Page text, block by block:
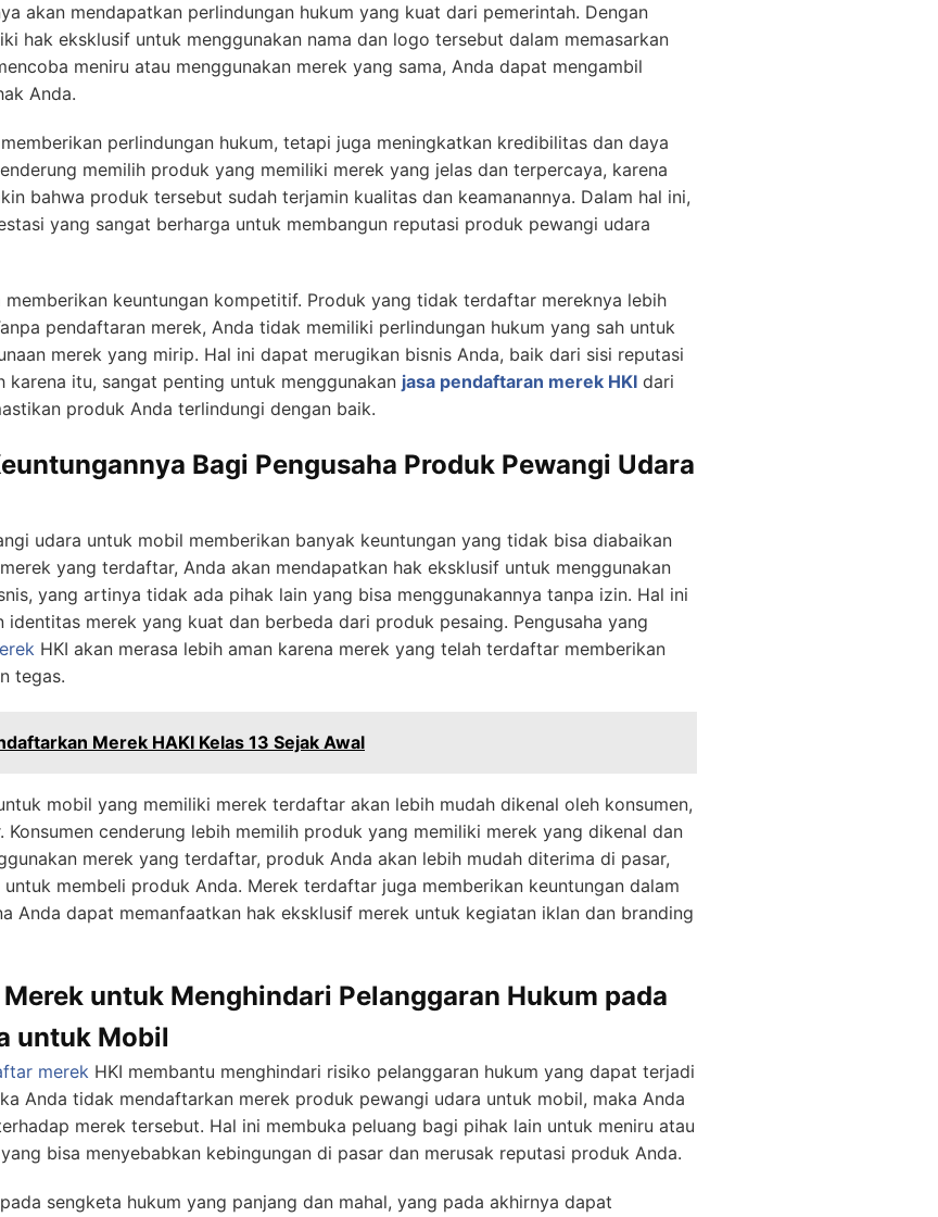
akan mendapatkan perlindungan hukum yang kuat dari pemerintah. Dengan
hak eksklusif untuk menggunakan nama dan logo tersebut dalam memasarkan
meniru atau menggunakan merek yang sama, Anda dapat mengambil
Anda.
perlindungan hukum, tetapi juga meningkatkan kredibilitas dan daya
memilih produk yang memiliki merek yang jelas dan terpercaya, karena
bahwa produk tersebut sudah terjamin kualitas dan keamanannya. Dalam hal ini,
yang sangat berharga untuk membangun reputasi produk pewangi udara
keuntungan kompetitif. Produk yang tidak terdaftar mereknya lebih
pendaftaran merek, Anda tidak memiliki perlindungan hukum yang sah untuk
merek yang mirip. Hal ini dapat merugikan bisnis Anda, baik dari sisi reputasi
karena itu, sangat penting untuk menggunakan jasa pendaftaran merek HKI dari
produk Anda terlindungi dengan baik.
Bagi Pengusaha Produk Pewangi Udara
udara untuk mobil memberikan banyak keuntungan yang tidak bisa diabaikan
yang terdaftar, Anda akan mendapatkan hak eksklusif untuk menggunakan
yang artinya tidak ada pihak lain yang bisa menggunakannya tanpa izin. Hal ini
merek yang kuat dan berbeda dari produk pesaing. Pengusaha yang
HKI akan merasa lebih aman karena merek yang telah terdaftar memberikan
tegas.
Merek HAKI Kelas 13 Sejak Awal
mobil yang memiliki merek terdaftar akan lebih mudah dikenal oleh konsumen,
Konsumen cenderung lebih memilih produk yang memiliki merek yang dikenal dan
merek yang terdaftar, produk Anda akan lebih mudah diterima di pasar,
membeli produk Anda. Merek terdaftar juga memberikan keuntungan dalam
Anda dapat memanfaatkan hak eksklusif merek untuk kegiatan iklan dan branding
untuk Menghindari Pelanggaran Hukum pada
untuk Mobil
merek HKI membantu menghindari risiko pelanggaran hukum yang dapat terjadi
Anda tidak mendaftarkan merek produk pewangi udara untuk mobil, maka Anda
merek tersebut. Hal ini membuka peluang bagi pihak lain untuk meniru atau
bisa menyebabkan kebingungan di pasar dan merusak reputasi produk Anda.
sengketa hukum yang panjang dan mahal, yang pada akhirnya dapat